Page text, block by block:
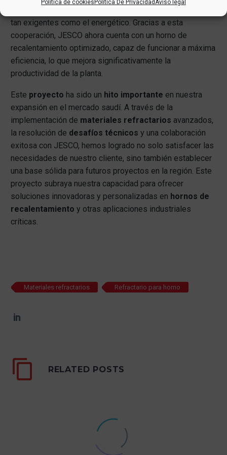
Política de cookies Politica De PrivacidadAviso legal
tan exigentes como el energético. Gracias a esta
cooperación, JESCO ahora cuenta con un horno de
recalentamiento optimizado, capaz de funcionar a máxima
eficiencia, lo que mejora significativamente la
productividad de la planta.
Este proyecto ha sido un hito importante en nuestra
expansión en el mercado saudí. A través de la
implementación de materiales refractarios avanzados,
la resolución de desafíos técnicos y una colaboración
exitosa con JESCO, hemos logrado no solo satisfacer las
necesidades de nuestro cliente, sino también establecer
una base sólida para futuros proyectos en la región. Este
proyecto subraya nuestra capacidad para ofrecer
soluciones innovadoras y personalizadas en hornos de
recalentamiento y otras aplicaciones industriales
críticas.
Materiales refractarios Refractario para horno
RELATED POSTS